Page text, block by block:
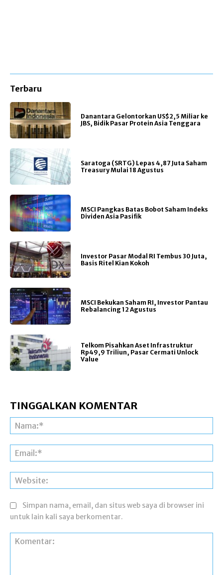
Terbaru
Danantara Gelontorkan US$2,5 Miliar ke
JBS, Bidik Pasar Protein Asia Tenggara
Saratoga (SRTG) Lepas 4,87 Juta Saham
Treasury Mulai 18 Agustus
MSCI Pangkas Batas Bobot Saham Indeks
Dividen Asia Pasifik
Investor Pasar Modal RI Tembus 30 Juta,
Basis Ritel Kian Kokoh
MSCI Bekukan Saham RI, Investor Pantau
Rebalancing 12 Agustus
Telkom Pisahkan Aset Infrastruktur
Rp49,9 Triliun, Pasar Cermati Unlock
Value
TINGGALKAN KOMENTAR
Simpan nama, email, dan situs web saya di browser ini
untuk lain kali saya berkomentar.